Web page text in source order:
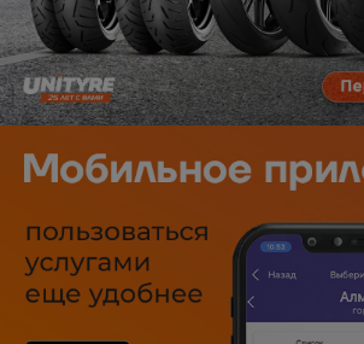
Тараз
Темиртау
Уральск
Усть-Каменогорск
Шымкент